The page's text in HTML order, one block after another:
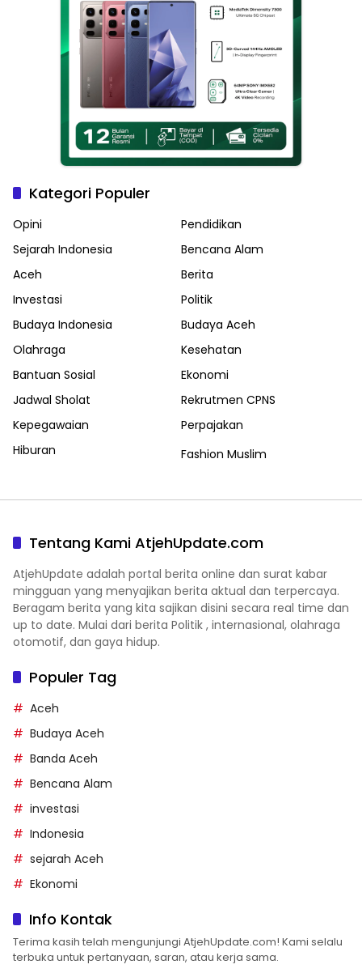
Kategori Populer
Opini
Pendidikan
Sejarah Indonesia
Bencana Alam
Aceh
Berita
Investasi
Politik
Budaya Indonesia
Budaya Aceh
Olahraga
Kesehatan
Bantuan Sosial
Ekonomi
Jadwal Sholat
Rekrutmen CPNS
Kepegawaian
Perpajakan
Hiburan
Fashion Muslim
Tentang Kami AtjehUpdate.com
AtjehUpdate adalah portal berita online dan surat kabar
mingguan yang menyajikan berita aktual dan terpercaya.
Beragam berita yang kita sajikan disini secara real time dan
up to date. Mulai dari berita Politik , internasional, olahraga
otomotif, dan gaya hidup.
Populer Tag
Aceh
Budaya Aceh
Banda Aceh
Bencana Alam
investasi
Indonesia
sejarah Aceh
Ekonomi
Info Kontak
Terima kasih telah mengunjungi AtjehUpdate.com! Kami selalu
terbuka untuk pertanyaan, saran, atau kerja sama.